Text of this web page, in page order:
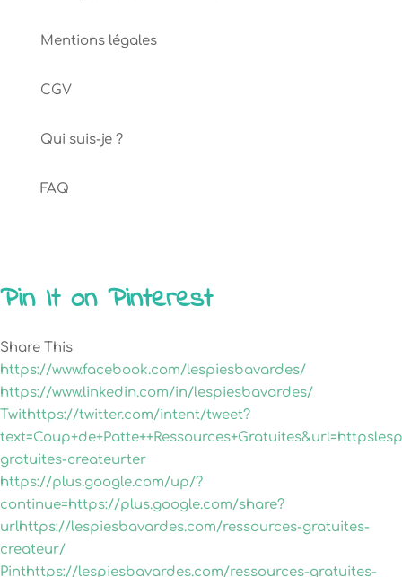
Mentions légales
CGV
Qui suis-je ?
FAQ
Pin It on Pinterest
Share This
https://www.facebook.com/lespiesbavardes/
https://www.linkedin.com/in/lespiesbavardes/
Twithttps://twitter.com/intent/tweet?
gratuites-createurter
https://plus.google.com/up/?
continue=https://plus.google.com/share?
urlhttps://lespiesbavardes.com/ressources-gratuites-
createur/
Pinthttps://lespiesbavardes.com/ressources-gratuites-